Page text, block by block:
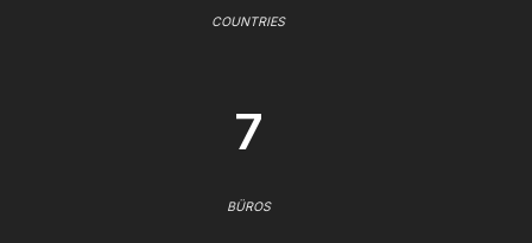
COUNTRIES
7
BÜROS